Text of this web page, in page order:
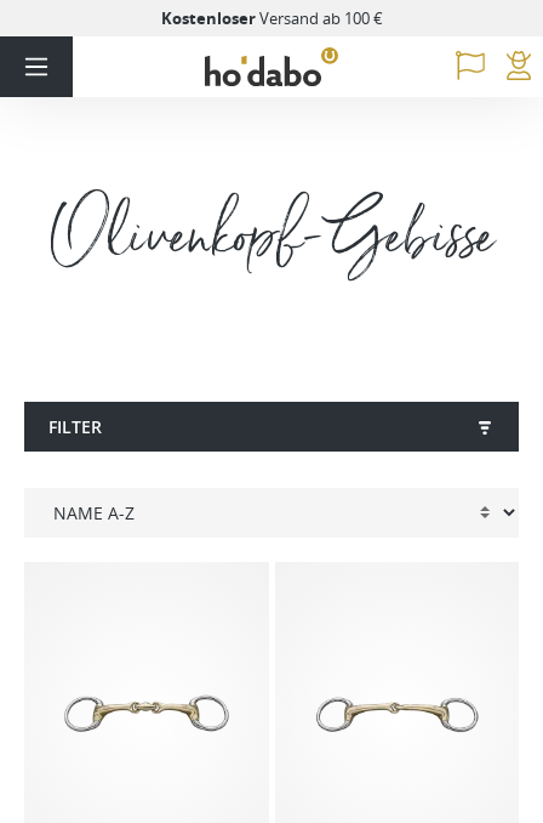
KostenloserVersand ab 100 €
Olivenkopf-Gebisse
FILTER